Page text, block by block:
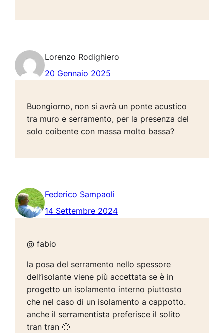
Lorenzo Rodighiero
20 Gennaio 2025
Buongiorno, non si avrà un ponte acustico
tra muro e serramento, per la presenza del
solo coibente con massa molto bassa?
Federico Sampaoli
14 Settembre 2024
@ fabio
la posa del serramento nello spessore
dell’isolante viene più accettata se è in
progetto un isolamento interno piuttosto
che nel caso di un isolamento a cappotto.
anche il serramentista preferisce il solito
tran tran 🙁